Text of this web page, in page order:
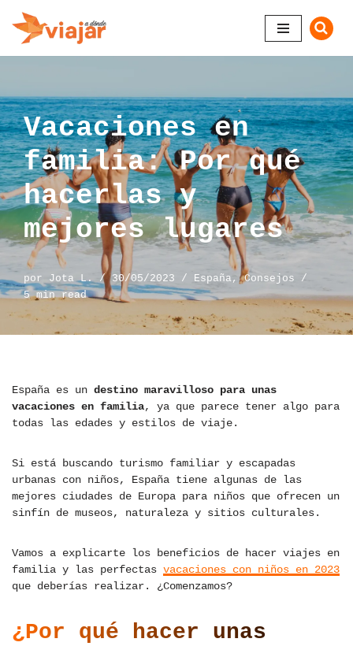
Saltar
al
Vacaciones en
familia: Por qué
hacerlas y
mejores lugares
por Jota L. 30/05/2023 España,Consejos
5 min read
España es un destino maravilloso para unas
vacaciones en familia, ya que parece tener algo para
todas las edades y estilos de viaje.
Si está buscando turismo familiar y escapadas
urbanas con niños, España tiene algunas de las
mejores ciudades de Europa para niños que ofrecen un
sinfín de museos, naturaleza y sitios culturales.
Vamos a explicarte los beneficios de hacer viajes en
familia y las perfectas vacaciones con niños en 2023
que deberías realizar. ¿Comenzamos?
¿Por qué hacer unas